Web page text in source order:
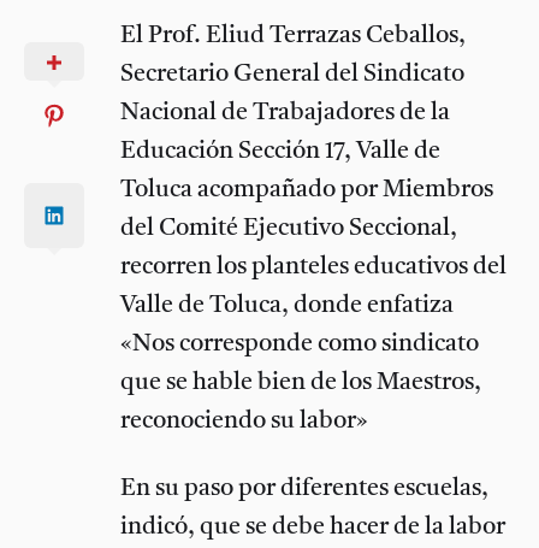
El Prof. Eliud Terrazas Ceballos,
Secretario General del Sindicato
Nacional de Trabajadores de la
Educación Sección 17, Valle de
Toluca acompañado por Miembros
del Comité Ejecutivo Seccional,
recorren los planteles educativos del
Valle de Toluca, donde enfatiza
«Nos corresponde como sindicato
que se hable bien de los Maestros,
reconociendo su labor»
En su paso por diferentes escuelas,
indicó, que se debe hacer de la labor